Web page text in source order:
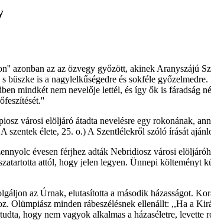
azonban az az özvegy győzött, akinek Aranyszájú
is a nagylelkűségedre és sokféle
mindkét nem nevelője lettél, és így ők is fáradság
városi elöljáró átadta nevelésre egy rokonának,
szentek élete, 25. o.) A Szentlélekről szóló írását
évesen férjhez adták Nebridiosz városi
attól, hogy jelen legyen. Ünnepi költeményt
az Úrnak, elutasította a második házasságot.
Olümpiász minden rábeszélésnek ellenállt: ,,Ha a
hogy nem vagyok alkalmas a házaséletre, levette